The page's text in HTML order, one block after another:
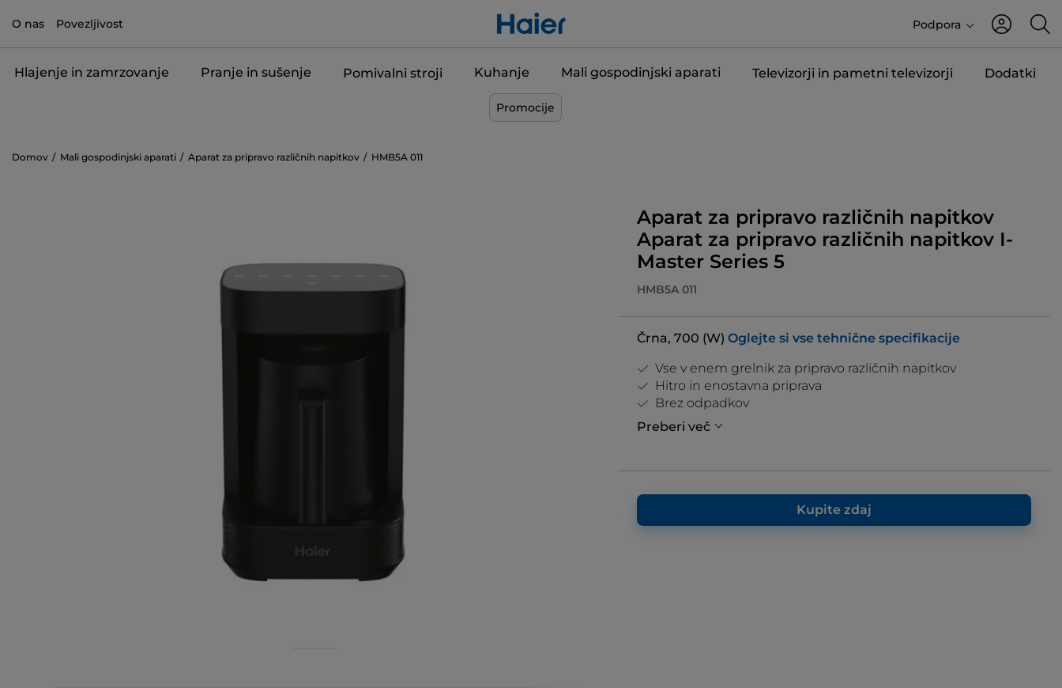
O nas Povezljivost Podpora
Hlajenje in zamrzovanje Pranje in sušenje Pomivalni stroji Kuhanje Mali gospodinjski aparati Televizorji in pametni televizorji Dodatki
Promocije
Domov Mali gospodinjski aparati Aparat za pripravo različnih napitkov HMB5A 011
Aparat za pripravo različnih napitkov
Aparat za pripravo različnih napitkov I-
Master Series 5
HMB5A 011
Črna, 700 (W) Oglejte si vse tehnične specifikacije
Vse v enem grelnik za pripravo različnih napitkov
Hitro in enostavna priprava
Brez odpadkov
Preberi več
Kupite zdaj